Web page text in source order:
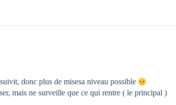
donc plus de misesa niveau possible
mais ne surveille que ce qui rentre ( le principal )